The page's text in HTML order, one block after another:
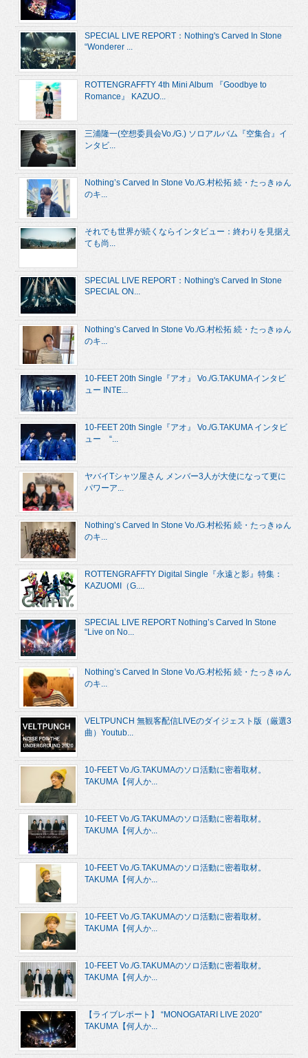
SPECIAL LIVE REPORT：Nothing's Carved In Stone
“Wonderer ...
ROTTENGRAFFTY 4th Mini Album 『Goodbye to
Romance』 KAZUO...
三浦隆一(空想委員会Vo./G.) ソロアルバム『空集合』イ
ンタビ...
Nothing’s Carved In Stone Vo./G.村松拓 続・たっきゅん
のキ...
それでも世界が続くならインタビュー：終わりを見据え
ても尚...
SPECIAL LIVE REPORT：Nothing's Carved In Stone
SPECIAL ON...
Nothing’s Carved In Stone Vo./G.村松拓 続・たっきゅん
のキ...
10-FEET 20th Single『アオ』 Vo./G.TAKUMAインタビ
ュー INTE...
10-FEET 20th Single『アオ』 Vo./G.TAKUMA インタビ
ュー “...
ヤバイTシャツ屋さん メンバー3人が大使になって更に
パワーア...
Nothing’s Carved In Stone Vo./G.村松拓 続・たっきゅん
のキ...
ROTTENGRAFFTY Digital Single『永遠と影』特集：
KAZUOMI（G....
SPECIAL LIVE REPORT Nothing’s Carved In Stone
“Live on No...
Nothing’s Carved In Stone Vo./G.村松拓 続・たっきゅん
のキ...
VELTPUNCH 無観客配信LIVEのダイジェスト版（厳選3
曲）Youtub...
10-FEET Vo./G.TAKUMAのソロ活動に密着取材。
TAKUMA【何人か...
10-FEET Vo./G.TAKUMAのソロ活動に密着取材。
TAKUMA【何人か...
10-FEET Vo./G.TAKUMAのソロ活動に密着取材。
TAKUMA【何人か...
10-FEET Vo./G.TAKUMAのソロ活動に密着取材。
TAKUMA【何人か...
10-FEET Vo./G.TAKUMAのソロ活動に密着取材。
TAKUMA【何人か...
【ライブレポート】 “MONOGATARI LIVE 2020”
TAKUMA【何人か...